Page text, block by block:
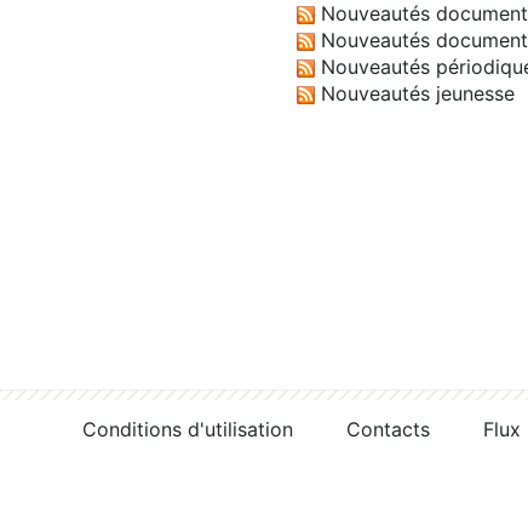
Nouveautés
Nouveautés
Nouveautés
Nouveautés jeunesse
Conditions d'utilisation Contacts Flux